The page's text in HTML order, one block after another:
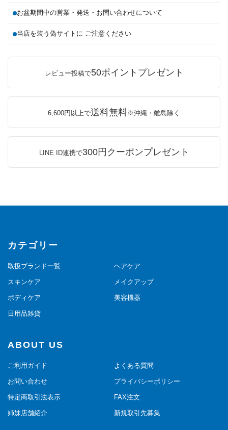
お盆期間中の営業・発送・お問い合わせについて
当店を装う偽サイトに ご注意ください
レビュー投稿で50ポイントプレゼント
6,600円以上で送料無料※沖縄・離島除く
LINE ID連携で300円クーポンプレゼント
カテゴリー
取扱ブランド一覧 ヘアケア
スキンケア メイクアップ
ボディケア 美容機器
日用品雑貨
ABOUT US
ご利用ガイド よくある質問
お問い合わせ プライバシーポリシー
特定商取引法表示 FAX注文
姉妹店舗紹介 新規取引先募集